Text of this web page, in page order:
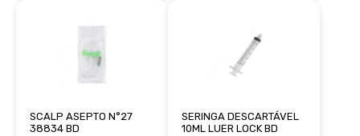
SCALP ASEPTO N°27
38834 BD
SERINGA DESCARTÁVEL
10ML LUER LOCK BD